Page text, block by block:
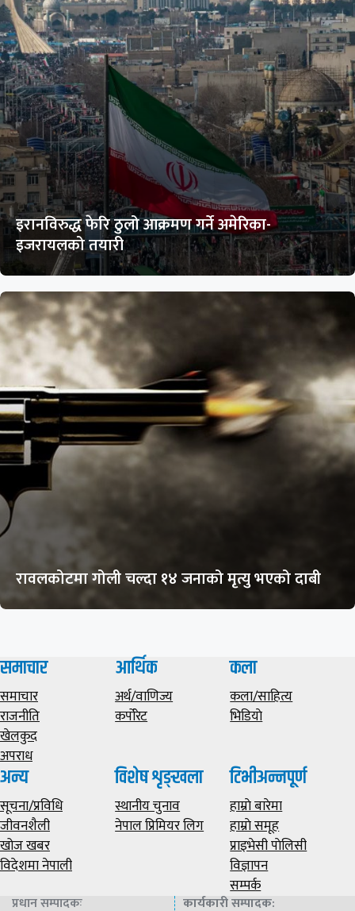
इरानविरुद्ध फेरि ठुलो आक्रमण गर्ने अमेरिका-
इजरायलको तयारी
रावलकोटमा गोली चल्दा १४ जनाको मृत्यु भएको दाबी
समाचार
समाचार
राजनीति
खेलकुद
अपराध
आर्थिक
अर्थ/वाणिज्य
कर्पोरेट
कला
कला/साहित्य
भिडियाे
अन्य
सूचना/प्रविधि
जीवनशैली
खोज खबर
विदेशमा नेपाली
विशेष शृङ्खला
स्थानीय चुनाव
नेपाल प्रिमियर लिग
टिभीअन्नपूर्ण
हाम्राे बारेमा
हाम्राे समूह
प्राइभेसी पाेलिसी
विज्ञापन
सम्पर्क
प्रधान सम्पादकः कार्यकारी सम्पादक: